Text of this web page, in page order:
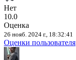
Нет
10.0
Оценка
26 нояб. 2024 г., 18:32:41
Оценки пользователя